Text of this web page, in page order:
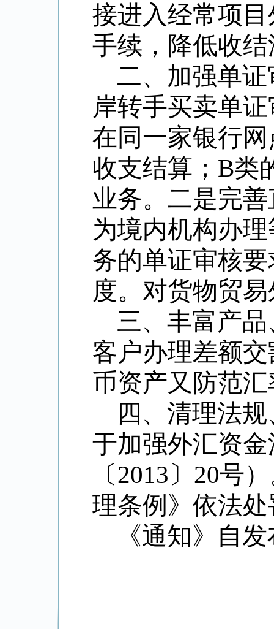
接进入经常项
手续，降低收
二、加强单
岸转手买卖单
在同一家银行
收支结算； B类
业务。二是完
为境内机构办
务的单证审核
度。对货物贸
三、丰富产
客户办理差额
币资产又防范
四、清理法
于加强外汇资
〔2013〕 20号
理条例》依法
《通知》自